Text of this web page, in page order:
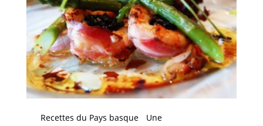
Recettes du Pays basque Une